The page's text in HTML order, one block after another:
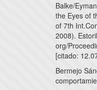
Balke/
the Eyes of
of 7th
2008).
org/
[citado:
Bermejo